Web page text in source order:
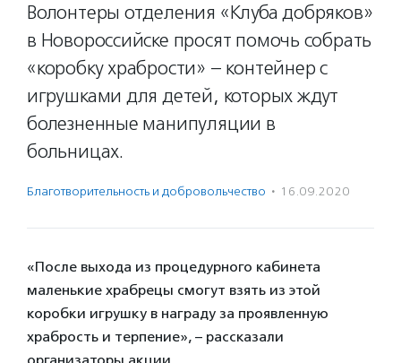
Волонтеры отделения «Клуба добряков»
в Новороссийске просят помочь собрать
«коробку храбрости» – контейнер с
игрушками для детей, которых ждут
болезненные манипуляции в
больницах.
Благотвори­тель­ность и доброволь­чест­во · 16.09.2020
«После выхода из процедурного кабинета
маленькие храбрецы смогут взять из этой
коробки игрушку в награду за проявленную
храбрость и терпение», – рассказали